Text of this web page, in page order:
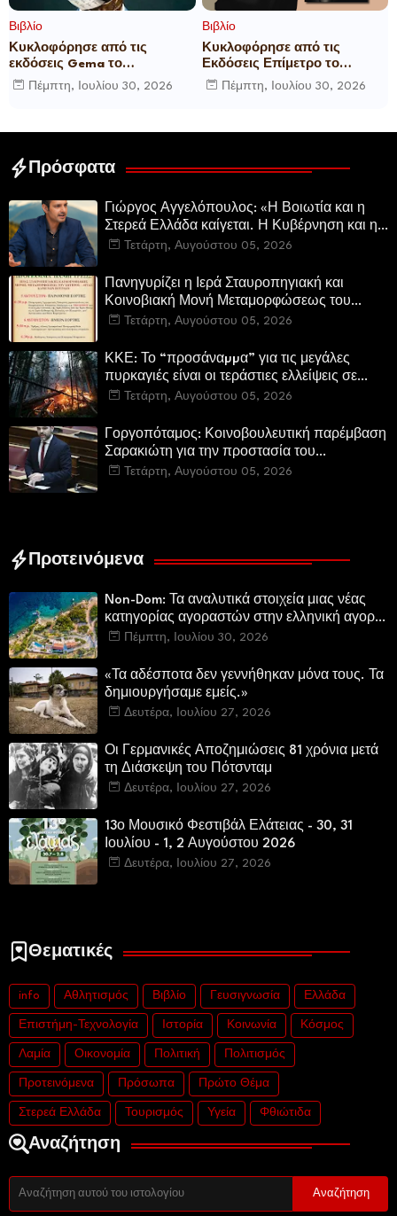
Βιβλίο
Κυκλοφόρησε από τις
εκδόσεις Gema το
μυθιστόρημα του γνωστού
δημοσιογράφου Γεώργιου Θ.
Πέμπτη, Ιουλίου 30, 2026
Βιβλίο
Κυκλοφόρησε από τις
Εκδόσεις Επίμετρο το
αστυνομικό μυθιστόρημα της
Κατερίνας Πανούση Οι ρόλοι
Πέμπτη, Ιουλίου 30, 2026
Πρόσφατα
Γιώργος Αγγελόπουλος: «Η Βοιωτία και η
Στερεά Ελλάδα καίγεται. Η Κυβέρνηση και η
Περιφερειακή Αρχή αυτοθαυμάζονται.»
Τετάρτη, Αυγούστου 05, 2026
Πανηγυρίζει η Ιερά Σταυροπηγιακή και
Κοινοβιακή Μονή Μεταμορφώσεως του
Σωτήρος Καμενων Βουρλων (Μονή Αγιάς ή
Τετάρτη, Αυγούστου 05, 2026
ΚΚΕ: Το “προσάναµµα” για τις μεγάλες
πυρκαγιές είναι οι τεράστιες ελλείψεις σε
µέσα και προσωπικό στην Πυροσβεστική και
Τετάρτη, Αυγούστου 05, 2026
Γοργοπόταμος: Κοινοβουλευτική παρέμβαση
Σαρακιώτη για την προστασία του
εμβληματικού φυσικού και ιστορικού
Τετάρτη, Αυγούστου 05, 2026
Προτεινόμενα
Non-Dom: Τα αναλυτικά στοιχεία μιας νέας
κατηγορίας αγοραστών στην ελληνική αγορά
πολυτελών κατοικιών
Πέμπτη, Ιουλίου 30, 2026
«Τα αδέσποτα δεν γεννήθηκαν μόνα τους. Τα
δημιουργήσαμε εμείς.»
Δευτέρα, Ιουλίου 27, 2026
Οι Γερμανικές Αποζημιώσεις 81 χρόνια μετά
τη Διάσκεψη του Πότσνταμ
Δευτέρα, Ιουλίου 27, 2026
13ο Μουσικό Φεστιβάλ Ελάτειας - 30, 31
Ιουλίου - 1, 2 Αυγούστου 2026
Δευτέρα, Ιουλίου 27, 2026
Θεματικές
info Αθλητισμός Βιβλίο Γευσιγνωσία Ελλάδα
Επιστήμη-Τεχνολογία Ιστορία Κοινωνία Κόσμος
Λαμία Οικονομία Πολιτική Πολιτισμός
Προτεινόμενα Πρόσωπα Πρώτο Θέμα
Στερεά Ελλάδα Τουρισμός Υγεία Φθιώτιδα
Αναζήτηση